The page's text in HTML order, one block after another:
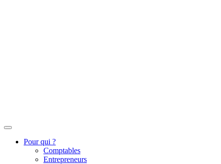
Pour qui ?
Comptables
Entrepreneurs